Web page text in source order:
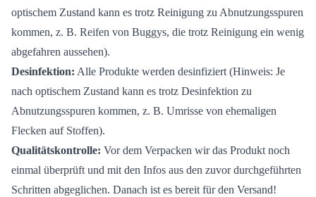
optischem Zustand kann es trotz Reinigung zu Abnutzungsspuren
kommen, z. B. Reifen von Buggys, die trotz Reinigung ein wenig
abgefahren aussehen).
Desinfektion: Alle Produkte werden desinfiziert (Hinweis: Je
nach optischem Zustand kann es trotz Desinfektion zu
Abnutzungsspuren kommen, z. B. Umrisse von ehemaligen
Flecken auf Stoffen).
Qualitätskontrolle: Vor dem Verpacken wir das Produkt noch
einmal überprüft und mit den Infos aus den zuvor durchgeführten
Schritten abgeglichen. Danach ist es bereit für den Versand!